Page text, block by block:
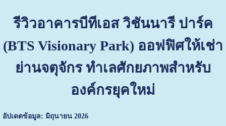
รีวิวอาคารบีทีเอส วิชันนารี ปาร์ค
(BTS Visionary Park) ออฟฟิศให้เช่า
ย่านจตุจักร ทำเลศักยภาพสำหรับ
องค์กรยุคใหม่
อัปเดตข้อมูล: มิถุนายน 2026